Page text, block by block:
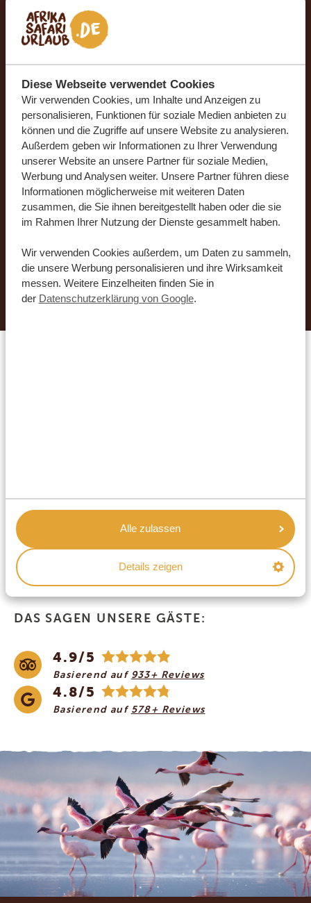
Diese Webseite verwendet Cookies
Wir verwenden Cookies, um Inhalte und Anzeigen zu
personalisieren, Funktionen für soziale Medien anbieten zu
können und die Zugriffe auf unsere Website zu analysieren.
Außerdem geben wir Informationen zu Ihrer Verwendung
unserer Website an unsere Partner für soziale Medien,
Werbung und Analysen weiter. Unsere Partner führen diese
Informationen möglicherweise mit weiteren Daten
zusammen, die Sie ihnen bereitgestellt haben oder die sie
im Rahmen Ihrer Nutzung der Dienste gesammelt haben.
Wir verwenden Cookies außerdem, um Daten zu sammeln,
die unsere Werbung personalisieren und ihre Wirksamkeit
messen. Weitere Einzelheiten finden Sie in
der Datenschutzerklärung von Google.
Alle zulassen
Details zeigen
+49
Land *
Ich möchte den Newsletter mit Reise-News
und Inspirationen für meinen nächsten
unvergesslichen Urlaub erhalten.
unser Team Sie gemäß unsererDatenschutzerklärungund
unserenAllgemeine Geschäftsbedingungen kontaktieren
darf.
Bestpreisgarantie
Erstklassiger Service
Antwort innerhalb von 24 Stunden
DAS SAGEN UNSERE GÄSTE:
4.9/5
Basierend auf 933+ Reviews
4.8/5
Basierend auf 578+ Reviews